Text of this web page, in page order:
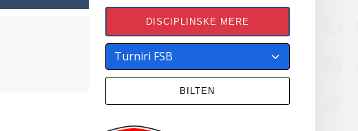
DISCIPLINSKE MERE
BILTEN